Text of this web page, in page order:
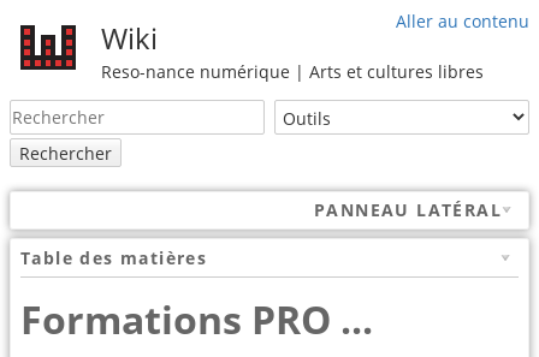
Aller au contenu
Wiki
Reso-nance numérique | Arts et cultures libres
Rechercher
PANNEAU LATÉRAL
Table des matières
Formations PRO ...